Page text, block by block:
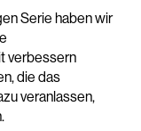
Serie haben wir
verbessern
die das
veranlassen,